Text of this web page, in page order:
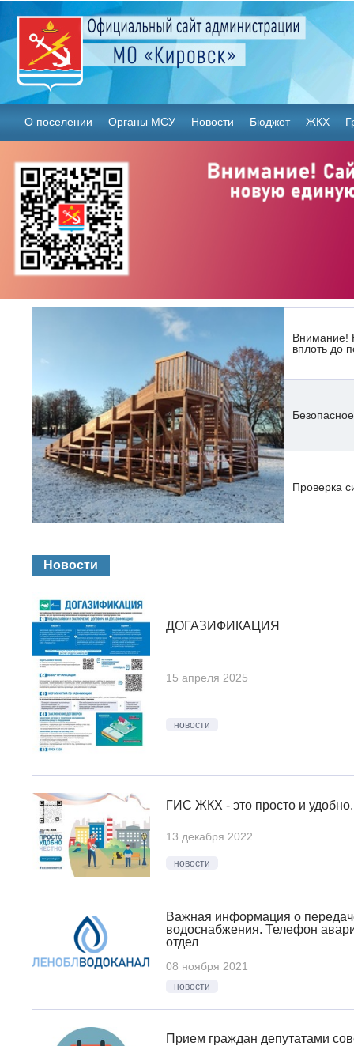
О поселении Органы МСУ Новости Бюджет ЖКХ
Внимание!
вплоть до
Проверка
Новости
ДОГАЗИФИКАЦИЯ
15 апреля 2025
новости
ГИС ЖКХ - это просто и удобно.
13 декабря 2022
новости
Важная информация о
водоснабжения. Телефон
отдел
08 ноября 2021
новости
Прием граждан депутатами